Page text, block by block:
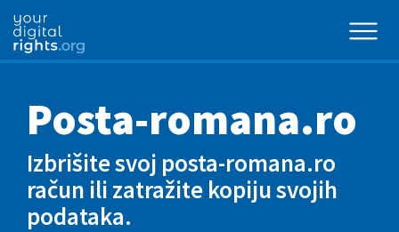
Posta-romana.ro
Izbrišite svoj posta-romana.ro
račun ili zatražite kopiju svojih
podataka.